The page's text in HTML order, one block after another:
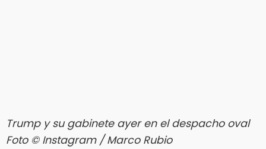
Trump y su gabinete ayer en el despacho oval
Foto © Instagram / Marco Rubio